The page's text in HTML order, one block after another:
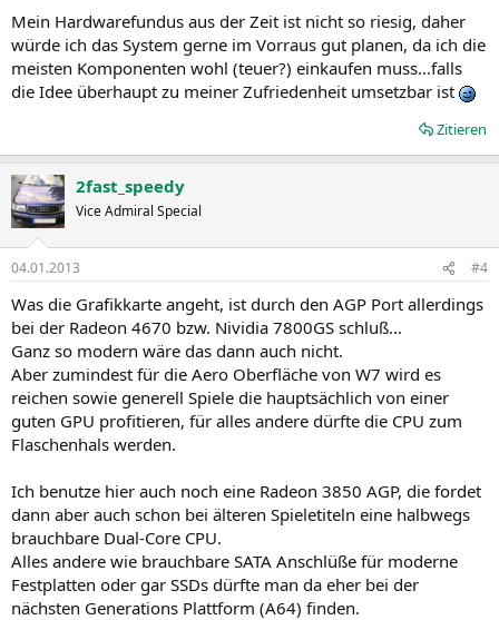
Mein Hardwarefundus aus der Zeit ist nicht so riesig, daher
würde ich das System gerne im Vorraus gut planen, da ich die
meisten Komponenten wohl (teuer?) einkaufen muss...falls
die Idee überhaupt zu meiner Zufriedenheit umsetzbar ist
Zitieren
2fast_speedy
Vice Admiral Special
04.01.2013 #4
Was die Grafikkarte angeht, ist durch den AGP Port allerdings
bei der Radeon 4670 bzw. Nividia 7800GS schluß...
Ganz so modern wäre das dann auch nicht.
Aber zumindest für die Aero Oberfläche von W7 wird es
reichen sowie generell Spiele die hauptsächlich von einer
guten GPU profitieren, für alles andere dürfte die CPU zum
Flaschenhals werden.
Ich benutze hier auch noch eine Radeon 3850 AGP, die fordet
dann aber auch schon bei älteren Spieletiteln eine halbwegs
brauchbare Dual-Core CPU.
Alles andere wie brauchbare SATA Anschlüße für moderne
Festplatten oder gar SSDs dürfte man da eher bei der
nächsten Generations Plattform (A64) finden.